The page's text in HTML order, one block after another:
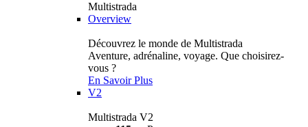
Multistrada
Overview
Découvrez le monde de Multistrada
Aventure, adrénaline, voyage. Que choisirez-
vous ?
En Savoir Plus
V2
Multistrada V2